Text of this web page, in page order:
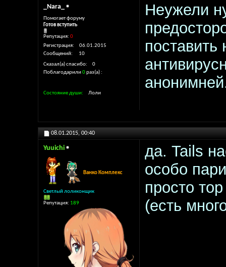
_Nara_
Помогает форуму
Готов вступить
Репутация: 0
Регистрация
06.01.2015
Сообщений
10
Сказал(а) спасибо
0
Поблагодарили0раз(а)
Состояние души Лоли
Неужели
поставить
08.01.2015, 00:40
Yuuichi
Ванко Комплекс
Светлый лоликонщик
Репутация: 189
да. Tails
особо
просто
(есть